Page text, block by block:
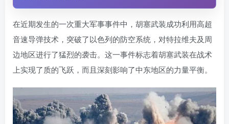
在近期发生的一次重大军事事件中，胡塞武装成功利用高超
音速导弹技术，突破了以色列的防空系统，对特拉维夫及周
边地区进行了猛烈的袭击。这一事件标志着胡塞武装在战术
上实现了质的飞跃，而且深刻影响了中东地区的力量平衡。